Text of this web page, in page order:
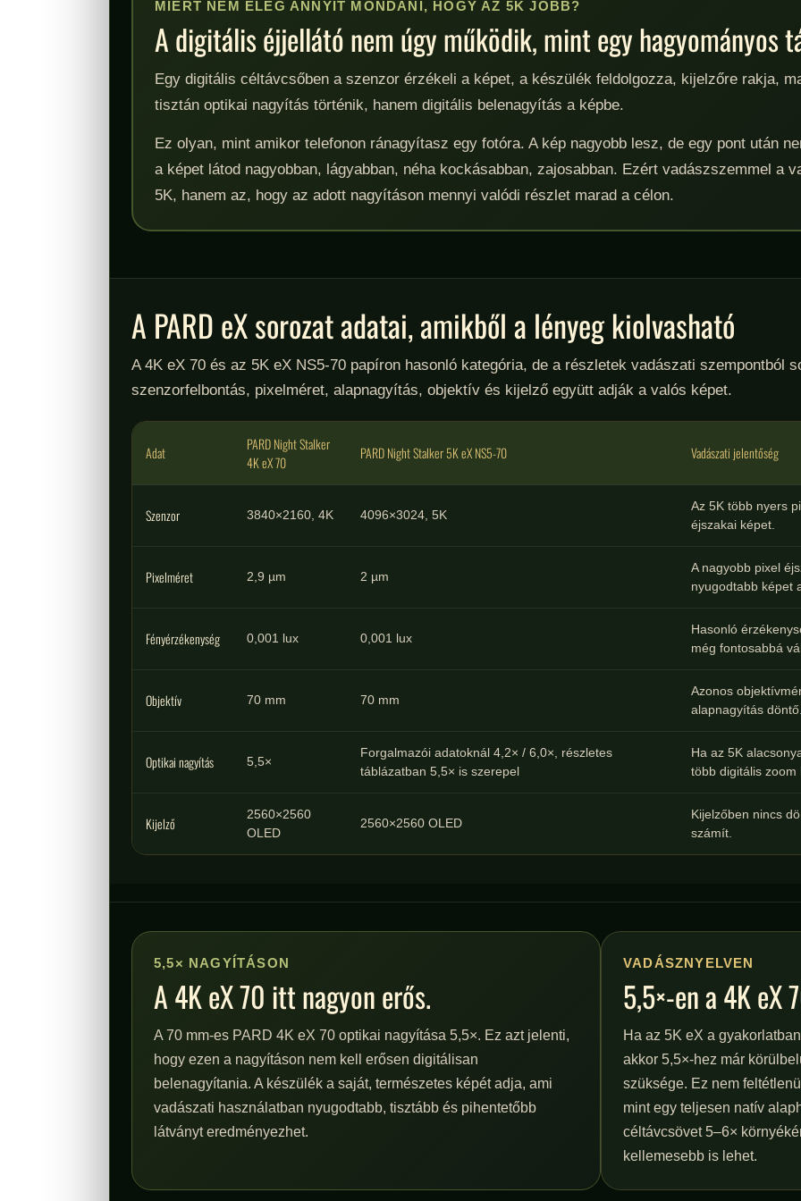
MIÉRT NEM ELÉG ANNYIT MONDANI, HOGY AZ 5K JOBB?
A digitális éjjellátó nem úgy működik, mint egy hagyományos
Egy digitális céltávcsőben a szenzor érzékeli a képet, a készülék feldolgozza, kijelzőre rakja,
tisztán optikai nagyítás történik, hanem digitális belenagyítás a képbe.
Ez olyan, mint amikor telefonon ránagyítasz egy fotóra. A kép nagyobb lesz, de egy pont után
a képet látod nagyobban, lágyabban, néha kockásabban, zajosabban. Ezért vadászszemmel a
5K, hanem az, hogy az adott nagyításon mennyi valódi részlet marad a célon.
A PARD eX sorozat adatai, amikből a lényeg kiolvasható
A 4K eX 70 és az 5K eX NS5-70 papíron hasonló kategória, de a részletek vadászati szempontból
szenzorfelbontás, pixelméret, alapnagyítás, objektív és kijelző együtt adják a valós képet.
Adat
PARD Night Stalker
4K eX 70
PARD Night Stalker 5K eX NS5-70 Vadászati jelentőség
Szenzor 3840×2160, 4K 4096×3024, 5K
Az 5K több nyers
éjszakai képet.
Pixelméret 2,9 µm 2 µm
A nagyobb pixel
nyugodtabb képet
Fényérzékenység 0,001 lux 0,001 lux
Hasonló
még fontosabbá
Objektív 70 mm 70 mm
Azonos
alapnagyítás
Optikai nagyítás 5,5×
Forgalmazói adatoknál 4,2× / 6,0×, részletes
táblázatban 5,5× is szerepel
Ha az 5K
több digitális zoom
Kijelző
2560×2560
OLED
2560×2560 OLED
Kijelzőben nincs
számít.
5,5× NAGYÍTÁSON
A 4K eX 70 itt nagyon erős.
A 70 mm-es PARD 4K eX 70 optikai nagyítása 5,5×. Ez azt jelenti,
hogy ezen a nagyításon nem kell erősen digitálisan
belenagyítania. A készülék a saját, természetes képét adja, ami
vadászati használatban nyugodtabb, tisztább és pihentetőbb
látványt eredményezhet.
VADÁSZNYELVEN
5,5×-en a 4K eX
Ha az 5K eX a
akkor 5,5×-hez már
szüksége. Ez nem
mint egy teljesen natív
céltávcsövet 5–6×
kellemesebb is lehet.